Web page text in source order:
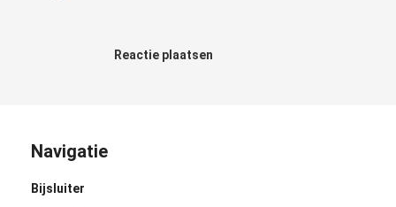
Reactie plaatsen
Navigatie
Bijsluiter